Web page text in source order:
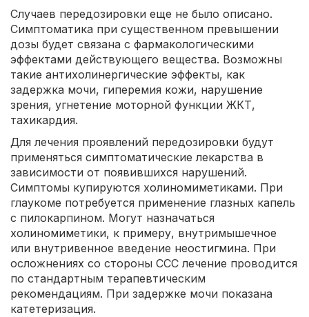
Случаев передозировки еще не было описано.
Симптоматика при существенном превышении
дозы будет связана с фармакологическими
эффектами действующего вещества. Возможны
такие антихолинергические эффекты, как
задержка мочи, гиперемия кожи, нарушение
зрения, угнетение моторной функции ЖКТ,
тахикардия.
Для лечения проявлений передозировки будут
применяться симптоматические лекарства в
зависимости от появившихся нарушений.
Симптомы купируются холиномиметиками. При
глаукоме потребуется применение глазных капель
с пилокарпином. Могут назначаться
холиномиметики, к примеру, внутримышечное
или внутривенное введение неостигмина. При
осложнениях со стороны ССС лечение проводится
по стандартным терапевтическим
рекомендациям. При задержке мочи показана
катетеризация.